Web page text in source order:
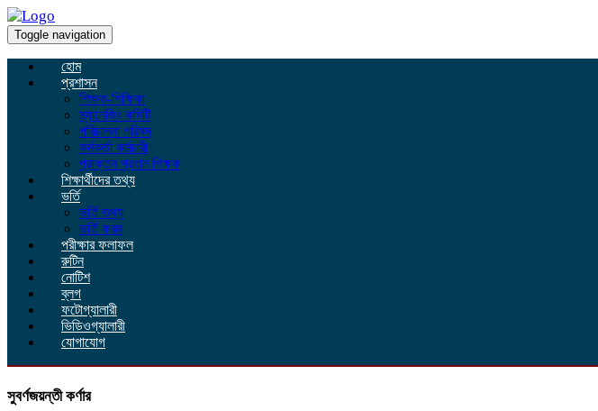
Toggle navigation
হোম
প্রশাসন
শিক্ষক-শিক্ষিকা
ম্যানেজিং কমিটি
পরিচালনা পরিষদ
কর্মকর্তা কর্মচারী
প্রাক্তন প্রধান শিক্ষক
শিক্ষার্থীদের তথ্য
ভর্তি
ভর্তি তথ্য
ভর্তি ফরম
পরীক্ষার ফলাফল
রুটিন
নোটিশ
ব্লগ
ফটোগ্যালারী
ভিডিওগ্যালারী
যোগাযোগ
সুবর্ণজয়ন্তী কর্ণার